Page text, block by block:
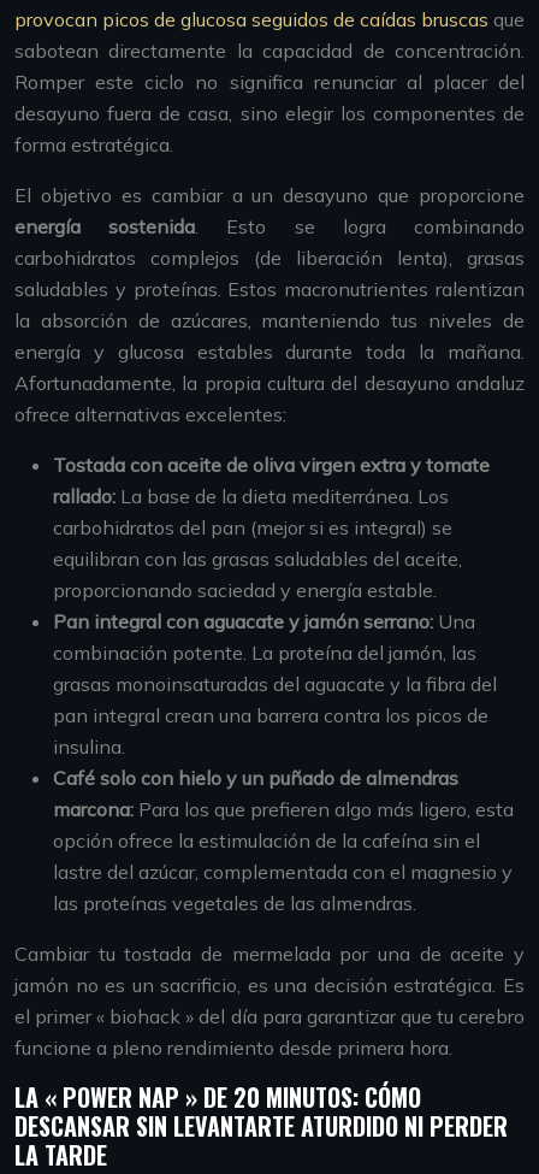
provocan picos de glucosa seguidos de caídas bruscas que
sabotean directamente la capacidad de concentración.
Romper este ciclo no significa renunciar al placer del
desayuno fuera de casa, sino elegir los componentes de
forma estratégica.
El objetivo es cambiar a un desayuno que proporcione
energía sostenida. Esto se logra combinando
carbohidratos complejos (de liberación lenta), grasas
saludables y proteínas. Estos macronutrientes ralentizan
la absorción de azúcares, manteniendo tus niveles de
energía y glucosa estables durante toda la mañana.
Afortunadamente, la propia cultura del desayuno andaluz
ofrece alternativas excelentes:
Tostada con aceite de oliva virgen extra y tomate
rallado: La base de la dieta mediterránea. Los
carbohidratos del pan (mejor si es integral) se
equilibran con las grasas saludables del aceite,
proporcionando saciedad y energía estable.
Pan integral con aguacate y jamón serrano: Una
combinación potente. La proteína del jamón, las
grasas monoinsaturadas del aguacate y la fibra del
pan integral crean una barrera contra los picos de
insulina.
Café solo con hielo y un puñado de almendras
marcona: Para los que prefieren algo más ligero, esta
opción ofrece la estimulación de la cafeína sin el
lastre del azúcar, complementada con el magnesio y
las proteínas vegetales de las almendras.
Cambiar tu tostada de mermelada por una de aceite y
jamón no es un sacrificio, es una decisión estratégica. Es
el primer « biohack » del día para garantizar que tu cerebro
funcione a pleno rendimiento desde primera hora.
LA « POWER NAP » DE 20 MINUTOS: CÓMO
DESCANSAR SIN LEVANTARTE ATURDIDO NI PERDER
LA TARDE